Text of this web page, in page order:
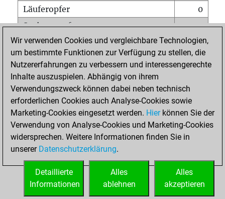
Läuferopfer
0
Springeropfer
1
Bauernopfer
1
Matt auf vollem Brett
0
Bauer setzt Matt
Erstickte Matts
Unterverwandlungen
0
Türme auf der siebten
0
STARTSEITE
Wir verwenden Cookies und vergleichbare Technologien,
um bestimmte Funktionen zur Verfügung zu stellen, die
Nutzererfahrungen zu verbessern und interessengerechte
Inhalte auszuspielen. Abhängig von ihrem
Verwendungszweck können dabei neben technisch
erforderlichen Cookies auch Analyse-Cookies sowie
Marketing-Cookies eingesetzt werden. Hierkönnen Sie der
Verwendung von Analyse-Cookies und Marketing-Cookies
widersprechen. Weitere Informationen finden Sie in
unserer Datenschutzerklärung.
Alles
akzeptieren
Alles
ablehnen
Detaillierte
Informationen